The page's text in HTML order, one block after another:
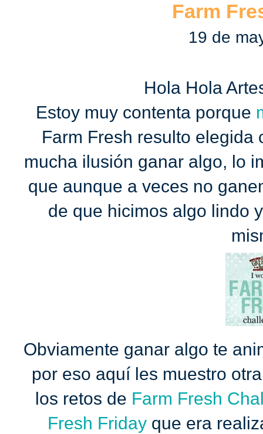
Farm
19 de
Hola Hola
Estoy muy contenta porque
Farm Fresh resulto elegida
mucha ilusión ganar algo, lo
que aunque a veces no
de que hicimos algo lindo
Obviamente ganar algo te
por eso aquí les muestro
los retos de Farm Fresh
Fresh Fridayque era